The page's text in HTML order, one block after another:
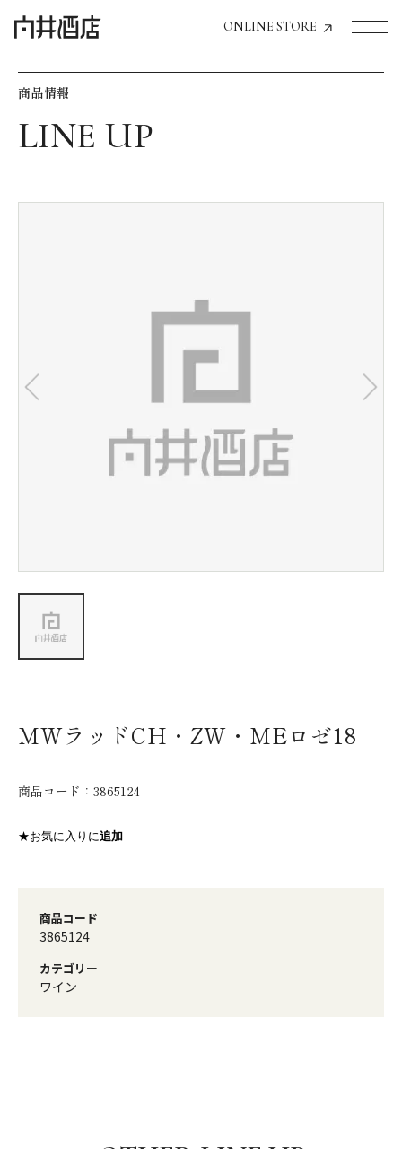
ONLINE STORE
飲食店経営のお客様
お気に入り機能の活用方法
会社情報
商品情報
MWラッドCH・ZW・MEロゼ18
商品コード： 3865124
★お気に入りに追加
商品コード
3865124
カテゴリー
ワイン